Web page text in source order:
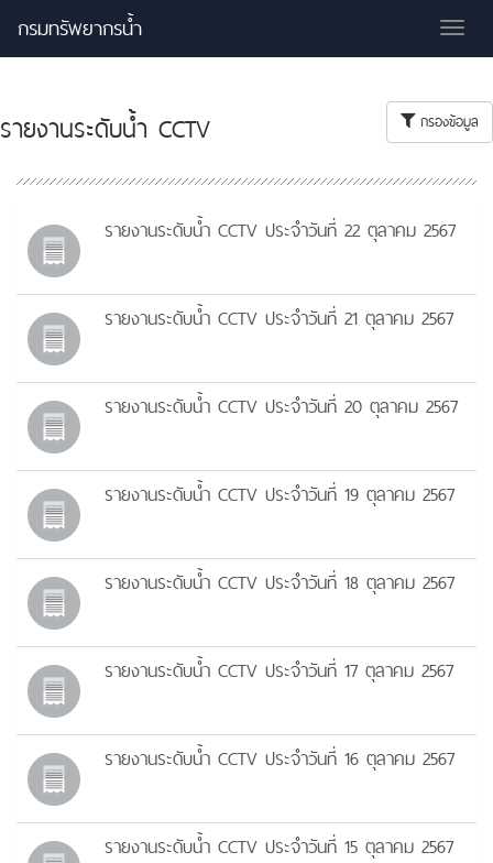
กรมทรัพยากรน้ำ
รายงานระดับน้ำ CCTV กรองข้อมูล
รายงานระดับน้ำ CCTV ประจำวันที่ 22 ตุลาคม 2567
รายงานระดับน้ำ CCTV ประจำวันที่ 21 ตุลาคม 2567
รายงานระดับน้ำ CCTV ประจำวันที่ 20 ตุลาคม 2567
รายงานระดับน้ำ CCTV ประจำวันที่ 19 ตุลาคม 2567
รายงานระดับน้ำ CCTV ประจำวันที่ 18 ตุลาคม 2567
รายงานระดับน้ำ CCTV ประจำวันที่ 17 ตุลาคม 2567
รายงานระดับน้ำ CCTV ประจำวันที่ 16 ตุลาคม 2567
รายงานระดับน้ำ CCTV ประจำวันที่ 15 ตุลาคม 2567